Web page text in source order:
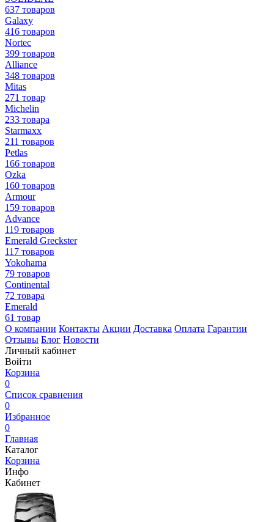
637 товаров
Galaxy
416 товаров
Nortec
399 товаров
Alliance
348 товаров
Mitas
271 товар
Michelin
233 товара
Starmaxx
211 товаров
Petlas
166 товаров
Ozka
160 товаров
Armour
159 товаров
Advance
119 товаров
Emerald Greckster
117 товаров
Yokohama
79 товаров
Continental
72 товара
Emerald
61 товар
О компании Контакты Акции Доставка Оплата Гарантии
Отзывы Блог Новости
Личный кабинет
Войти
Корзина
0
Список сравнения
0
Избранное
0
Главная
Каталог
Корзина
Инфо
Кабинет